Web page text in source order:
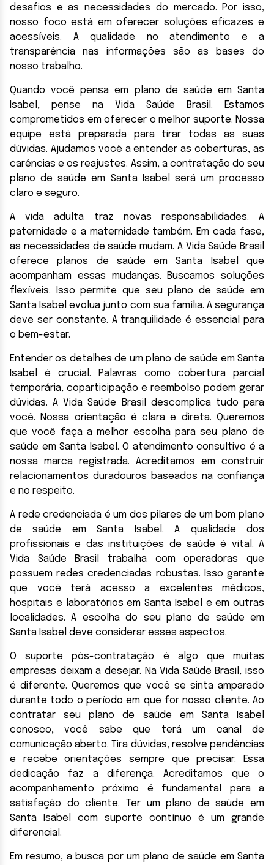
desafios e as necessidades do mercado. Por isso,
nosso foco está em oferecer soluções eficazes e
acessíveis. A qualidade no atendimento e a
transparência nas informações são as bases do
nosso trabalho.
Quando você pensa em plano de saúde em Santa
Isabel, pense na Vida Saúde Brasil. Estamos
comprometidos em oferecer o melhor suporte. Nossa
equipe está preparada para tirar todas as suas
dúvidas. Ajudamos você a entender as coberturas, as
carências e os reajustes. Assim, a contratação do seu
plano de saúde em Santa Isabel será um processo
claro e seguro.
A vida adulta traz novas responsabilidades. A
paternidade e a maternidade também. Em cada fase,
as necessidades de saúde mudam. A Vida Saúde Brasil
oferece planos de saúde em Santa Isabel que
acompanham essas mudanças. Buscamos soluções
flexíveis. Isso permite que seu plano de saúde em
Santa Isabel evolua junto com sua família. A segurança
deve ser constante. A tranquilidade é essencial para
o bem-estar.
Entender os detalhes de um plano de saúde em Santa
Isabel é crucial. Palavras como cobertura parcial
temporária, coparticipação e reembolso podem gerar
dúvidas. A Vida Saúde Brasil descomplica tudo para
você. Nossa orientação é clara e direta. Queremos
que você faça a melhor escolha para seu plano de
saúde em Santa Isabel. O atendimento consultivo é a
nossa marca registrada. Acreditamos em construir
relacionamentos duradouros baseados na confiança
e no respeito.
A rede credenciada é um dos pilares de um bom plano
de saúde em Santa Isabel. A qualidade dos
profissionais e das instituições de saúde é vital. A
Vida Saúde Brasil trabalha com operadoras que
possuem redes credenciadas robustas. Isso garante
que você terá acesso a excelentes médicos,
hospitais e laboratórios em Santa Isabel e em outras
localidades. A escolha do seu plano de saúde em
Santa Isabel deve considerar esses aspectos.
O suporte pós-contratação é algo que muitas
empresas deixam a desejar. Na Vida Saúde Brasil, isso
é diferente. Queremos que você se sinta amparado
durante todo o período em que for nosso cliente. Ao
contratar seu plano de saúde em Santa Isabel
conosco, você sabe que terá um canal de
comunicação aberto. Tira dúvidas, resolve pendências
e recebe orientações sempre que precisar. Essa
dedicação faz a diferença. Acreditamos que o
acompanhamento próximo é fundamental para a
satisfação do cliente. Ter um plano de saúde em
Santa Isabel com suporte contínuo é um grande
diferencial.
Em resumo, a busca por um plano de saúde em Santa